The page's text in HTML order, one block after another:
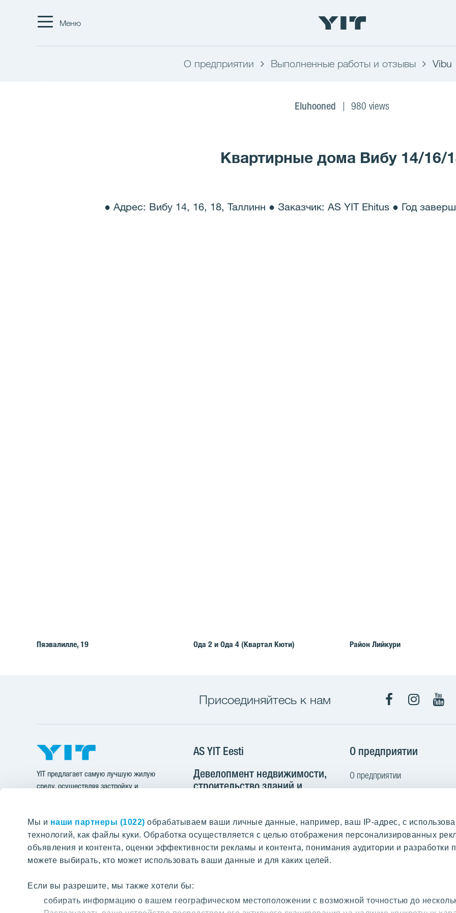
Мы и наши партнеры (1022) обрабатываем ваши личные данные, например, ваш IP-адрес, с
технологий, как файлы куки. Обработка осуществляется с целью отображения персонализированных
объявления и контента, оценки эффективности рекламы и контента, понимания аудитории и разработки
можете выбирать, кто может использовать ваши данные и для каких целей.
Если вы разрешите, мы также хотели бы:
собирать информацию о вашем географическом местоположении с возможной точностью до
Меню
О предприятии Выполненные работы и отзывы Vibu
Eluhooned 980 views
Квартирные дома Вибу 14/16/
● Адрес: Вибу 14, 16, 18, Таллинн ● Заказчик: AS YIT Ehitus ● Год
Пяэвалилле, 19 Oдa 2 и Oдa 4 (Квартал Кюти) Район Лийкури
Присоединяйтесь к нам
YIT предлагает самую лучшую жилую
среду, осуществляя застройку и
целых районов.
ПОИСК ПО ПОРТАЛУ
Найти нужные страницы на нашем
портале
AS YIT Eesti
Девелопмент недвижимости,
строительство зданий и
Pärnu mnt 102B
11312 Tallinn, Estonia
+372 665 2100
Cчет-фактура
О предприятии
О предприятии
Кодекс норм поведения
Выполненные работы и
Покупаем землю